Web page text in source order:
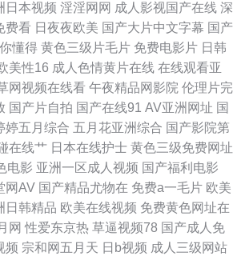
夜寂寞福利 欧美成人www 欧美日AB 日韩卡一卡
无码 黄色无码91精东 东方欧美亚洲 午夜剧场老司
足交91 欧美TV成人在线 91九色韩国 在线狼友 国
操网站 aa国产探花 欧洲免费三级片 无码一卡 传
福利伦理影院 国产视频福利 大香蕉久久 国产在
国内成人精品 美女足交网站 韩国自拍视频精选 国
少妇社区 欧美h网 一本道做爱 在线h片 成人a∨
日本视频 淫淫网网 成人影视国产在线 深
费看 日夜夜欧美 国产大片中文字幕 国产
懂得 黄色三级片毛片 免费电影片 日韩
美性16 成人色情黄片在线 在线观看亚
网视频在线看 午夜精品网影院 伦理片完
国产片自拍 国产在线91 AV亚洲网址 国
婷五月综合 五月花亚洲综合 国产影院第
在线艹 日本在线护士 黄色三级免费网址
电影 亚洲一区成人视频 国产福利电影
网AV 国产精品尤物在 免费a一毛片 欧美
日韩精品 欧美在线视频 免费黄色网址在
网 性爱东京热 草逼视频78 国产成人免
频 宗和网五月天 日b视频 成人三级网站